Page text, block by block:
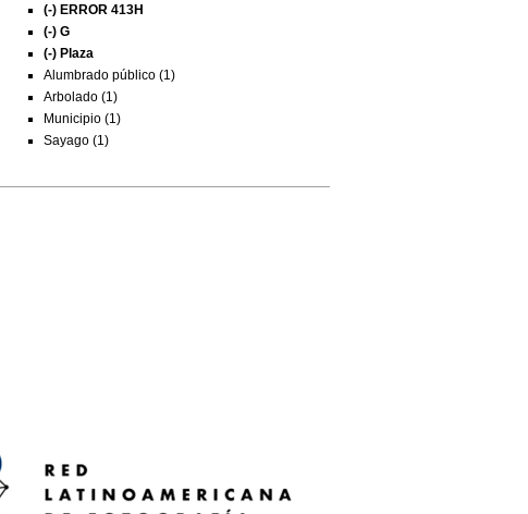
(-) ERROR 413H
(-) G
(-) Plaza
Alumbrado público (1)
Arbolado (1)
Municipio (1)
Sayago (1)